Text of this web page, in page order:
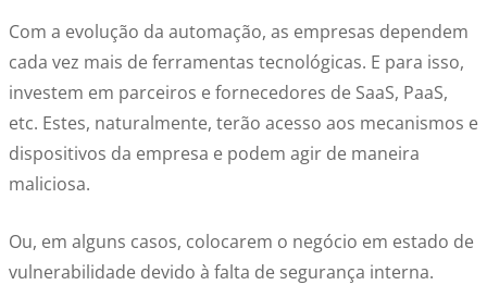
Com a evolução da automação, as empresas dependem
cada vez mais de ferramentas tecnológicas. E para isso,
investem em parceiros e fornecedores de SaaS, PaaS,
etc. Estes, naturalmente, terão acesso aos mecanismos e
dispositivos da empresa e podem agir de maneira
maliciosa.
Ou, em alguns casos, colocarem o negócio em estado de
vulnerabilidade devido à falta de segurança interna.